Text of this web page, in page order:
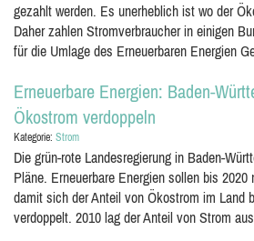
gezahlt werden. Es unerheblich ist wo der
Daher zahlen Stromverbraucher in einigen
für die Umlage des Erneuerbaren Energien
Erneuerbare Energien: Baden-
Ökostrom verdoppeln
Kategorie: Strom
Die grün-rote Landesregierung in Baden-
Pläne. Erneuerbare Energien sollen bis
damit sich der Anteil von Ökostrom im Land
verdoppelt. 2010 lag der Anteil von Strom